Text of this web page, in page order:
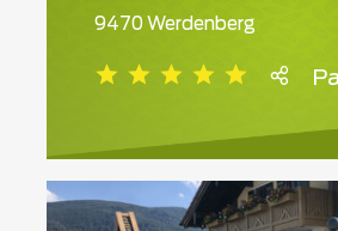
9470 Werdenberg